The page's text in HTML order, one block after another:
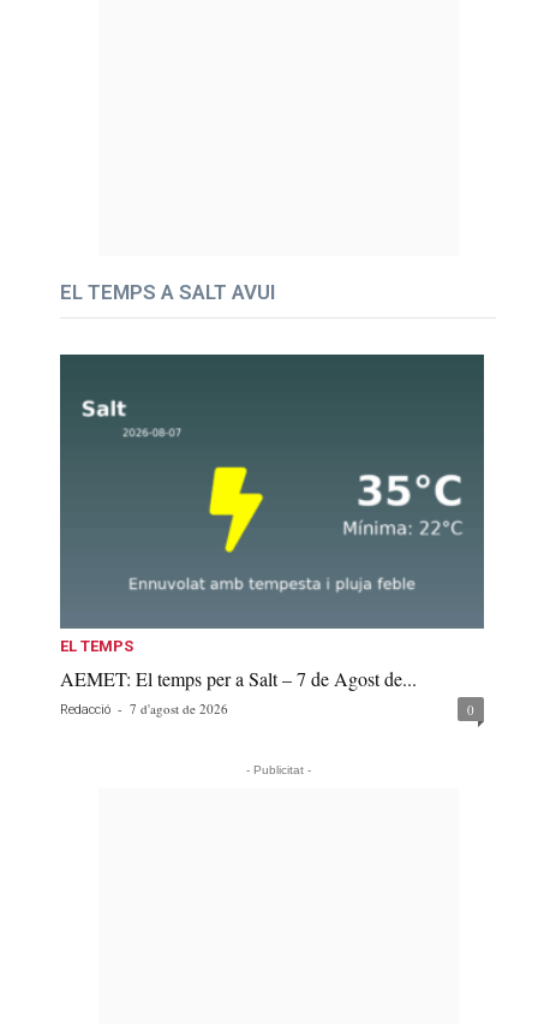
EL TEMPS A SALT AVUI
EL TEMPS
AEMET: El temps per a Salt – 7 de Agost de...
Redacció - 7 d'agost de 2026 0
- Publicitat -